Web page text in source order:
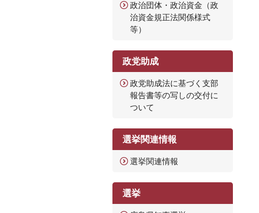
政治団体・政治資金（政
治資金規正法関係様式
等）
政党助成
政党助成法に基づく支部
報告書等の写しの交付に
ついて
選挙関連情報
選挙関連情報
選挙